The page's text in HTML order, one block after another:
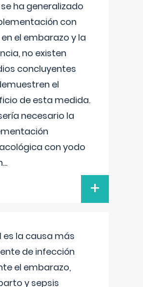
ha generalizado
con
el embarazo y la
no existen
concluyentes
el
de esta medida.
necesario la
con yodo
...
+
es la causa más
de infección
el embarazo,
y sepsis